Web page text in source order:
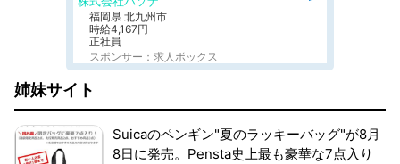
福岡県 北九州市
時給4,167円
正社員
スポンサー：求人ボックス
姉妹サイト
Suicaのペンギン"夏のラッキーバッグ"が8月
8日に発売。Pensta史上最も豪華な7点入り